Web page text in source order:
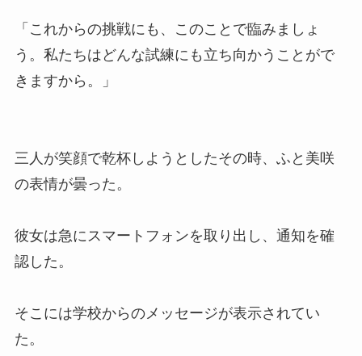
「これからの挑戦にも、このことで臨みましょ
う。私たちはどんな試練にも立ち向かうことがで
きますから。」
三人が笑顔で乾杯しようとしたその時、ふと美咲
の表情が曇った。
彼女は急にスマートフォンを取り出し、通知を確
認した。
そこには学校からのメッセージが表示されてい
た。